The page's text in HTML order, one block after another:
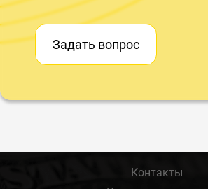
Задать вопрос
Контакты